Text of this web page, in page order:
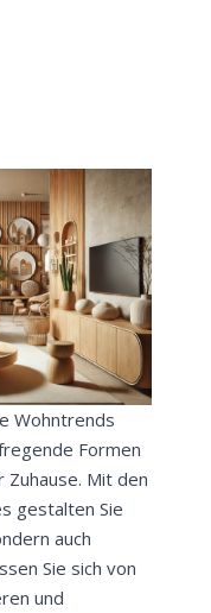
Wohntrends
Formen
Zuhause. Mit den
gestalten Sie
auch
Sie sich von
und